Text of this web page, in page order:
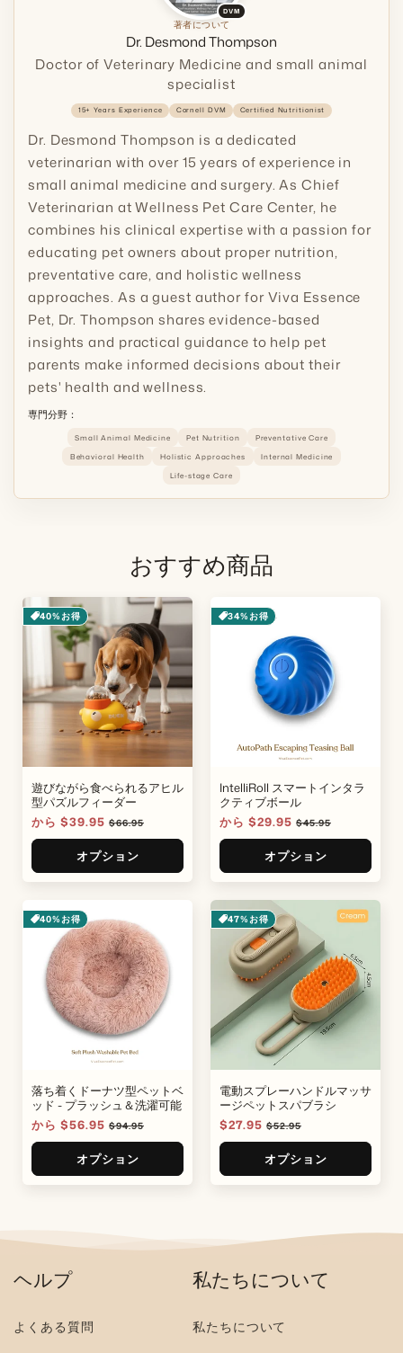
DVM
著者について
Dr. Desmond Thompson
Doctor of Veterinary Medicine and small animal
specialist
15+ Years Experience Cornell DVM Certified Nutritionist
Dr. Desmond Thompson is a dedicated
veterinarian with over 15 years of experience in
small animal medicine and surgery. As Chief
Veterinarian at Wellness Pet Care Center, he
combines his clinical expertise with a passion for
educating pet owners about proper nutrition,
preventative care, and holistic wellness
approaches. As a guest author for Viva Essence
Pet, Dr. Thompson shares evidence-based
insights and practical guidance to help pet
parents make informed decisions about their
pets' health and wellness.
専門分野：
Small Animal Medicine Pet Nutrition
Preventative Care
Behavioral Health
Holistic Approaches
Internal Medicine
Life-stage Care
おすすめ商品
40%お得
遊びながら食べられるアヒル
型パズルフィーダー
販
売
格
から $39.95 通
常
価
格
$66.95
オプション
34%お得
IntelliRoll スマートインタラ
クティブボール
販
売
格
から $29.95 通
常
価
格
$45.95
オプション
40%お得
落ち着くドーナツ型ペットベ
ッド - プラッシュ＆洗濯可能
販
売
格
から $56.95 通
常
価
格
$94.95
オプション
47%お得
電動スプレーハンドルマッサ
ージペットスパブラシ
販
売
格
$27.95 通
常
価
格
$52.95
オプション
ヘルプ
よくある質問
私たちについて
私たちについて